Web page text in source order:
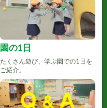
園の1日
たくさん遊び、学ぶ園での1日を
ご紹介。